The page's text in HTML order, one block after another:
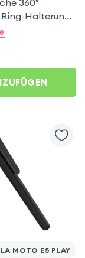
Halterung
für Motorola
MOTO E5 PLAY